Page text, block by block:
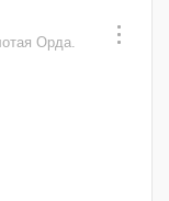
Орда.